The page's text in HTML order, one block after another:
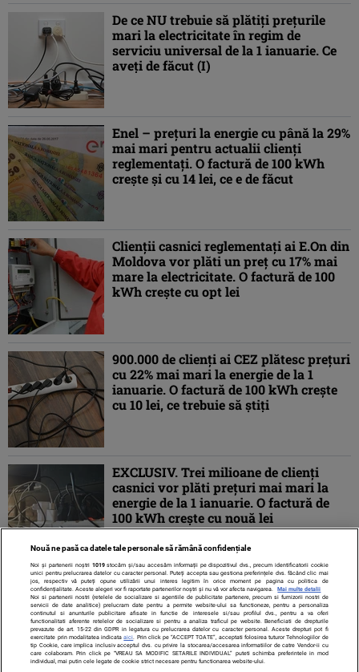
De ce NU trebuie să plătiți prețurile
mari la electricitate în regim de
serviciu universal de la 1 ianuarie. Ce
aveți de făcut (I)
Enel – preţuri la energie cu până la 29%
mai mari pentru actualii clienţi
reglementaţi. O factură de 100 kWh
creşte şi cu 14 lei, ce e de făcut
Clienții casnici reglementați ai E.On din
Moldova vor plăti un preț cu 17% mai
mare la electricitate. O factură de 100
kWh crește cu opt lei
900.000 de clienți ai CEZ plătesc prețuri
cu 22% mai mari la energie de la 1
ianuarie. O factură de 100 kWh crește
cu 10 lei, ce trebuie să știți
EXCLUSIV. Trei milioane de clienți
casnici vor plăti prețuri mai mari la
energie de la 1 ianuarie. O factură de
100 kWh crește cu nouă lei
Nouă ne pasă ca datele tale personale să rămână confidențiale
Noi și partenerii noștri 1019stocăm și/sau accesăm informații pe dispozitivul dvs., precum identificatorii cookie
unici pentru prelucrarea datelor cu caracter personal. Puteți accepta sau gestiona preferințele dvs. făcând clic mai
jos, respectiv vă puteți opune utilizării unui interes legitim în orice moment pe pagina cu politica de
confidențialitate. Aceste alegeri vor fi raportate partenerilor noștri și nu vă vor afecta navigarea.
Mai multe detalii
Noi si partenerii nostri (retelele de socializare si agentiile de publicitate partenere, precum si furnizorii nostri de
servicii de date analitice) prelucram date pentru a permite website-ului sa functioneze, pentru a personaliza
continutul si anunturile publicitare afisate in functie de interesele si/sau profilul dvs., pentru a va oferi
functionalitati aferente retelelor de socializare si pentru a analiza traficul pe website. Beneficiati de drepturile
prevazute de art. 15-22 din GDPR in legatura cu prelucrarea datelor cu caracter personal. Aceste drepturi pot fi
exercitate prin modalitatea indicataaici . Prin click pe “ACCEPT TOATE”, acceptati folosirea tuturor Tehnologiilor de
tip Cookie, care implica inclusiv acceptul dvs. cu privire la stocarea/accesarea informatiilor de catre Vendor-ii cu
care colaboram. Prin click pe “VREAU SA MODIFIC SETARILE INDIVIDUAL” puteti schimba preferintele in mod
individual, mai putin cele legate de cookie strict necesare pentru functionarea website-ului.